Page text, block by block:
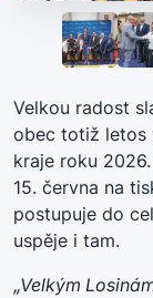
Velkou radost
obec totiž letos
kraje roku
15. června na
postupuje do
uspěje i tam.
„Velkým